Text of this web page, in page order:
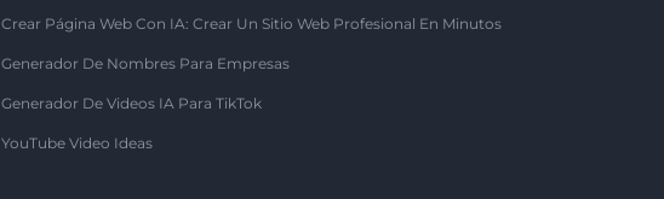
Crear Página Web Con IA: Crear Un Sitio Web Profesional En Minutos
Generador De Nombres Para Empresas
Generador De Videos IA Para TikTok
YouTube Video Ideas